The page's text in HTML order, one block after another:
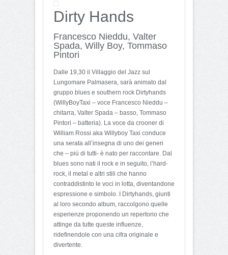
Dirty Hands
Francesco Nieddu, Valter
Spada, Willy Boy, Tommaso
Pintori
Dalle 19,30 il Villaggio del Jazz sul
Lungomare Palmasera, sarà animato dal
gruppo blues e southern rock Dirtyhands
(WillyBoyTaxi – voce Francesco Nieddu –
chitarra, Valter Spada – basso, Tommaso
Pintori – batteria). La voce da crooner di
William Rossi aka Willyboy Taxi conduce
una serata all’insegna di uno dei generi
che – più di tutti- è nato per raccontare. Dal
blues sono nati il rock e in seguito, l’hard-
rock, il metal e altri stili che hanno
contraddistinto le voci in lotta, diventandone
espressione e simbolo. I Dirtyhands, giunti
al loro secondo album, raccolgono quelle
esperienze proponendo un repertorio che
attinge da tutte queste influenze,
ridefinendole con una cifra originale e
divertente.